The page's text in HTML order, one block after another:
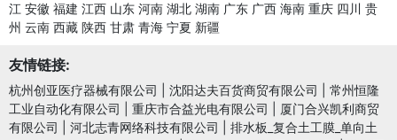
江 安徽 福建 江西 山东 河南 湖北 湖南 广东 广西 海南 重庆 四川 贵
州 云南 西藏 陕西 甘肃 青海 宁夏 新疆
友情链接:
杭州创亚医疗器械有限公司 沈阳达夫百货商贸有限公司
常州恒隆
工业自动化有限公司
重庆市合益光电有限公司
厦门合兴凯利商贸
有限公司
河北志青网络科技有限公司
排水板_复合土工膜_单向土